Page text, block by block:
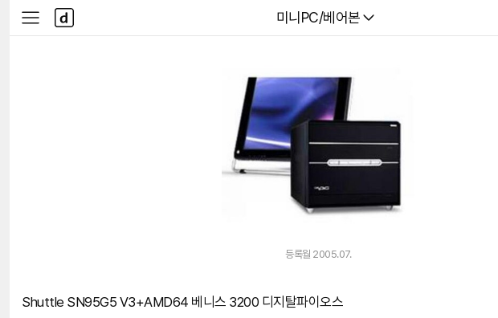
다나와
미니PC/베어본
사
이
다
나
와
등록월 2005.07.
Shuttle SN95G5 V3+AMD64 베니스 3200 디지탈파이오스